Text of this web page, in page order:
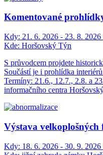
Komentované
Kdy: 21. 6. 2026 - 23. 8.
Kde: Horšovský Týn
S průvodcem projdete
Součástí je i prohlídka
Termíny: 21.6., 12.7., 2.8. a
informačního centra
Výstava
Kdy: 18. 6. 2026 - 30. 9.